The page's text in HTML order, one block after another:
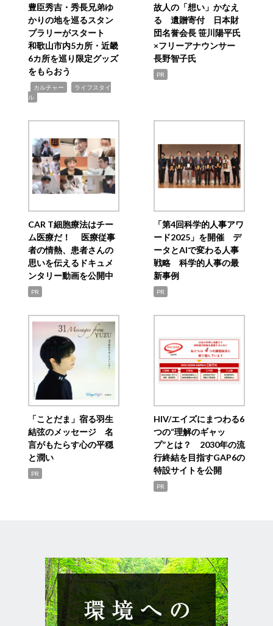
豊臣秀吉・秀長兄弟ゆ
かりの地を巡るスタン
プラリーがスタート
和歌山市内5カ所・近畿
6カ所を巡り限定グッズ
をもらおう
カルチャー
ライフスタイ
ル
故人の「想い」かなえ
る 遺贈寄付 日本財
団名誉会長 笹川陽平氏
×フリーアナウンサー
長野智子氏
PR
CAR T細胞療法はチー
ム医療だ！ 医療従事
者の情熱、患者さんの
思いを伝えるドキュメ
ンタリー動画を公開中
PR
「第4回科学的人事アワ
ード2025」を開催 デ
ータとAIで変わる人事
戦略 科学的人事の最
新事例
PR
「ことだま」宿る羽生
結弦のメッセージ 名
言がもたらす心の平穏
と潤い
PR
HIV/エイズにまつわる6
つの“理解のギャッ
プ”とは？ 2030年の流
行終結を目指すGAP6の
特設サイトを公開
PR